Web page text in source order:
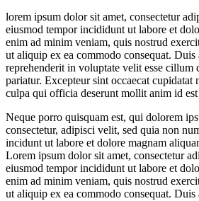
lorem ipsum dolor sit amet, consectetur
eiusmod tempor incididunt ut labore et
enim ad minim veniam, quis nostrud
ut aliquip ex ea commodo consequat.
reprehenderit in voluptate velit esse cillum
pariatur. Excepteur sint occaecat cupidatat
culpa qui officia deserunt mollit anim id
Neque porro quisquam est, qui dolorem
consectetur, adipisci velit, sed quia non
incidunt ut labore et dolore magnam
Lorem ipsum dolor sit amet, consectetur
eiusmod tempor incididunt ut labore et
enim ad minim veniam, quis nostrud
ut aliquip ex ea commodo consequat.